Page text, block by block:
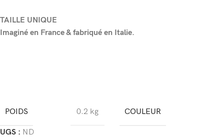
TAILLE UNIQUE
Imaginé en France & fabriqué en Italie.
POIDS 0.2 kg COULEUR
UGS : ND